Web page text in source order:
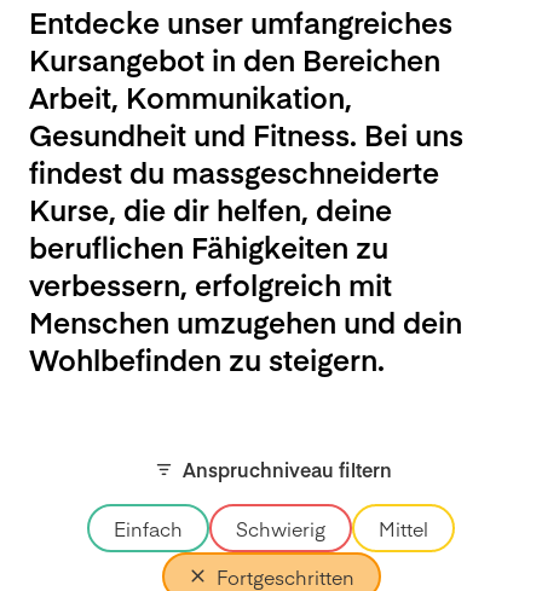
Entdecke unser umfangreiches
Kursangebot in den Bereichen
Arbeit, Kommunikation,
Gesundheit und Fitness. Bei uns
findest du massgeschneiderte
Kurse, die dir helfen, deine
beruflichen Fähigkeiten zu
verbessern, erfolgreich mit
Menschen umzugehen und dein
Wohlbefinden zu steigern.
Anspruchniveau filtern
Einfach Schwierig
Mittel
Fortgeschritten